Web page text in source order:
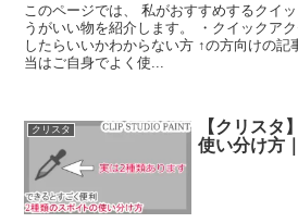
このページでは、 私がおすすめするクイ
うがいい物を紹介します。 ・クイックア
したらいいかわからない方 ↑の方向けの記
当はご自身でよく使...
クリスタ
【クリスタ
使い分け方